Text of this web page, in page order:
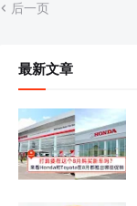
后一页
最新文章